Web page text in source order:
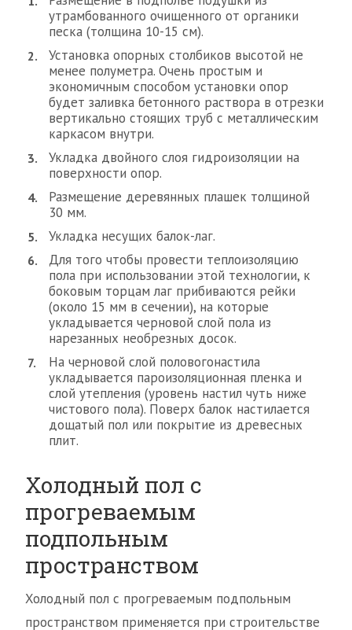
утрамбованного очищенного от органики
песка (толщина 10-15 см).
Установка опорных столбиков высотой не
менее полуметра. Очень простым и
экономичным способом установки опор
будет заливка бетонного раствора в отрезки
вертикально стоящих труб с металлическим
каркасом внутри.
Укладка двойного слоя гидроизоляции на
поверхности опор.
Размещение деревянных плашек толщиной
30 мм.
Укладка несущих балок-лаг.
Для того чтобы провести теплоизоляцию
пола при использовании этой технологии, к
боковым торцам лаг прибиваются рейки
(около 15 мм в сечении), на которые
укладывается черновой слой пола из
нарезанных необрезных досок.
На черновой слой половогонастила
укладывается пароизоляционная пленка и
слой утепления (уровень настил чуть ниже
чистового пола). Поверх балок настилается
дощатый пол или покрытие из древесных
плит.
Холодный пол с
прогреваемым
подпольным
пространством
Холодный пол с прогреваемым подпольным
пространством применяется при строительстве